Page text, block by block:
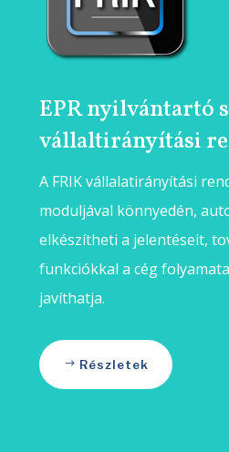
EPR nyilvántartó
vállaltirányítási
A FRIK vállalatirányítási
moduljával könnyedén,
elkészítheti a jelentéseit,
funkciókkal a cég
javíthatja.
Részletek